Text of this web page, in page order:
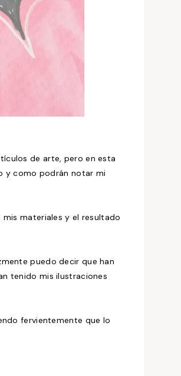
de arte, pero en esta
y como podrán notar mi
materiales y el resultado
puedo decir que han
tenido mis ilustraciones
fervientemente que lo